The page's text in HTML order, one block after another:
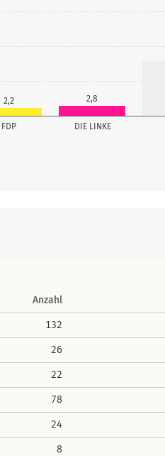
FDP DIE LINKE
2,2
2,8
Anzahl
132
26
22
78
24
8